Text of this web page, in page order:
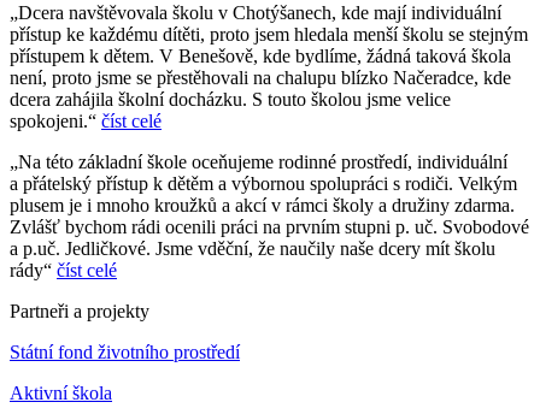
„Dcera navštěvovala školu v Chotýšanech, kde mají individuální
přístup ke každému dítěti, proto jsem hledala menší školu se stejným
přístupem k dětem. V Benešově, kde bydlíme, žádná taková škola
není, proto jsme se přestěhovali na chalupu blízko Načeradce, kde
dcera zahájila školní docházku. S touto školou jsme velice
spokojeni.“ číst celé
„Na této základní škole oceňujeme rodinné prostředí, individuální
a přátelský přístup k dětěm a výbornou spolupráci s rodiči. Velkým
plusem je i mnoho kroužků a akcí v rámci školy a družiny zdarma.
Zvlášť bychom rádi ocenili práci na prvním stupni p. uč. Svobodové
a p.uč. Jedličkové. Jsme vděční, že naučily naše dcery mít školu
rády“ číst celé
Partneři a projekty
Státní fond životního prostředí
Aktivní škola